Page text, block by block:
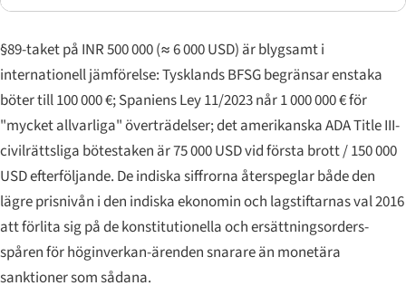
§89-taket på INR 500 000 (≈ 6 000 USD) är blygsamt i
internationell jämförelse: Tysklands BFSG begränsar enstaka
böter till 100 000 €; Spaniens Ley 11/2023 når 1 000 000 € för
"mycket allvarliga" överträdelser; det amerikanska ADA Title III-
civilrättsliga bötestaken är 75 000 USD vid första brott / 150 000
USD efterföljande. De indiska siffrorna återspeglar både den
lägre prisnivån i den indiska ekonomin och lagstiftarnas val 2016
att förlita sig på de konstitutionella och ersättningsorders-
spåren för höginverkan-ärenden snarare än monetära
sanktioner som sådana.